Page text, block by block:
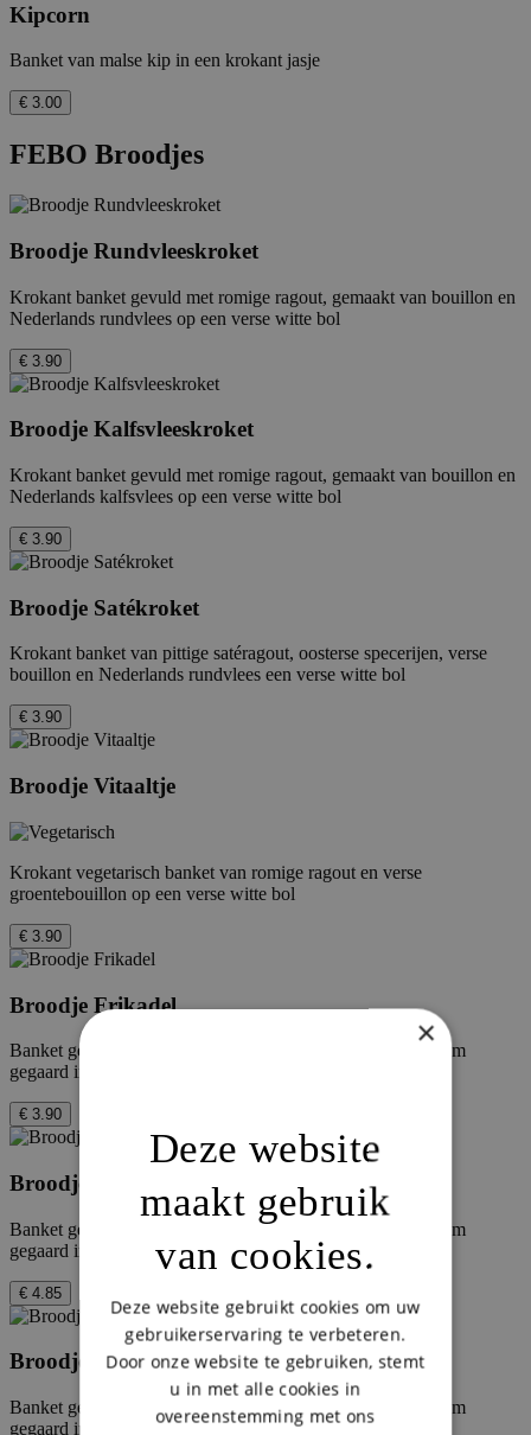
Kipcorn
Banket van malse kip in een krokant jasje
€ 3.00
FEBO Broodjes
Broodje Rundvleeskroket
Krokant banket gevuld met romige ragout, gemaakt van bouillon en
Nederlands rundvlees op een verse witte bol
€ 3.90
Broodje Kalfsvleeskroket
Krokant banket gevuld met romige ragout, gemaakt van bouillon en
Nederlands kalfsvlees op een verse witte bol
€ 3.90
Broodje Satékroket
Krokant banket van pittige satéragout, oosterse specerijen, verse
bouillon en Nederlands rundvlees een verse witte bol
€ 3.90
Broodje Vitaaltje
Krokant vegetarisch banket van romige ragout en verse
groentebouillon op een verse witte bol
€ 3.90
Broodje Frikadel
Banket gemaakt van gekruid kippen- en rundvlees, langzaam
gegaard in eigen bouillon op een verse witte bol
€ 3.90
Broodje Frikadel Speciaal Ketchup
Banket gemaakt van gekruid kippen- en rundvlees, langzaam
gegaard in eigen bouillon op een verse witte bol
€ 4.85
Broodje Frikadel Speciaal Curry
Banket gemaakt van gekruid kippen- en rundvlees, langzaam
gegaard in eigen bouillon op een verse witte bol
×
Deze website
maakt gebruik
van cookies.
Deze website gebruikt cookies om uw
gebruikerservaring te verbeteren.
Door onze website te gebruiken, stemt
u in met alle cookies in
overeenstemming met ons